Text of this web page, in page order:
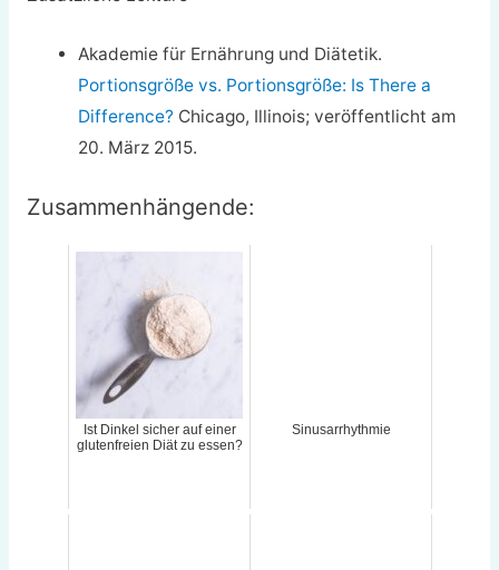
Akademie für Ernährung und Diätetik.
Portionsgröße vs. Portionsgröße: Is There a
Difference? Chicago, Illinois; veröffentlicht am
20. März 2015.
Zusammenhängende:
Ist Dinkel sicher auf einer
glutenfreien Diät zu essen?
Sinusarrhythmie